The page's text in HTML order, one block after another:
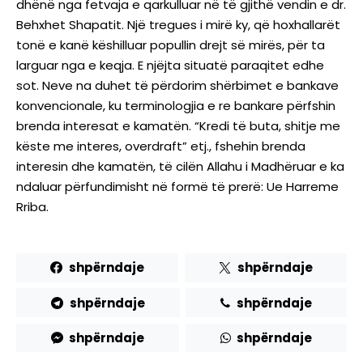
dhënë nga fetvaja e qarkulluar në të gjithë vendin e dr.
Behxhet Shapatit. Një tregues i mirë ky, që hoxhallarët
tonë e kanë këshilluar popullin drejt së mirës, për ta
larguar nga e keqja. E njëjta situatë paraqitet edhe
sot. Neve na duhet të përdorim shërbimet e bankave
konvencionale, ku terminologjia e re bankare përfshin
brenda interesat e kamatën. “Kredi të buta, shitje me
këste me interes, overdraft” etj., fshehin brenda
interesin dhe kamatën, të cilën Allahu i Madhëruar e ka
ndaluar përfundimisht në formë të prerë: Ue Harreme
Rriba.
shpërndaje shpërndaje
shpërndaje shpërndaje
shpërndaje shpërndaje